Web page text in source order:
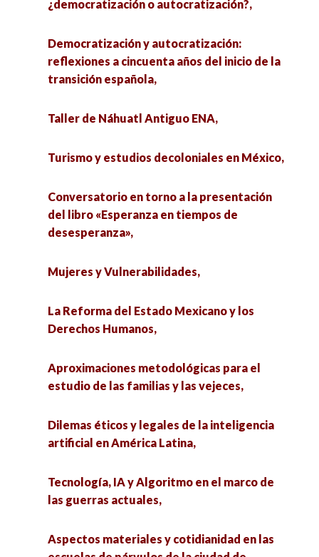
¿democratización o autocratización?,
Democratización y autocratización:
reflexiones a cincuenta años del inicio de la
transición española,
Taller de Náhuatl Antiguo ENA,
Turismo y estudios decoloniales en México,
Conversatorio en torno a la presentación
del libro «Esperanza en tiempos de
desesperanza»,
Mujeres y Vulnerabilidades,
La Reforma del Estado Mexicano y los
Derechos Humanos,
Aproximaciones metodológicas para el
estudio de las familias y las vejeces,
Dilemas éticos y legales de la inteligencia
artificial en América Latina,
Tecnología, IA y Algoritmo en el marco de
las guerras actuales,
Aspectos materiales y cotidianidad en las